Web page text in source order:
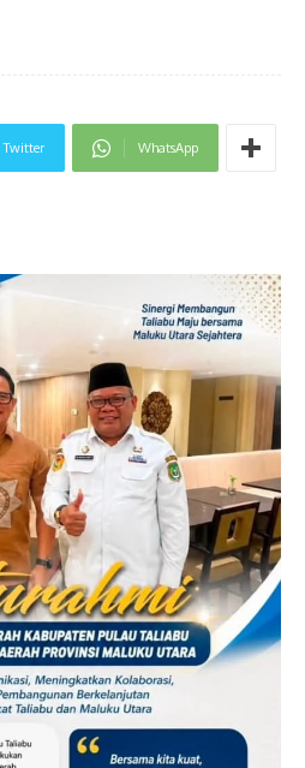
Twitter WhatsApp